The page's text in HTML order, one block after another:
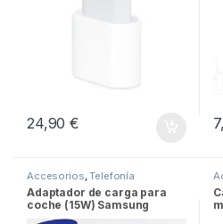
24,90€
Accesorios ,Telefonía
Adaptador de carga para
coche (15W) Samsung